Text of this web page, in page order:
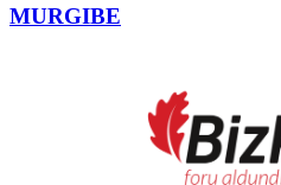
MURGIBE